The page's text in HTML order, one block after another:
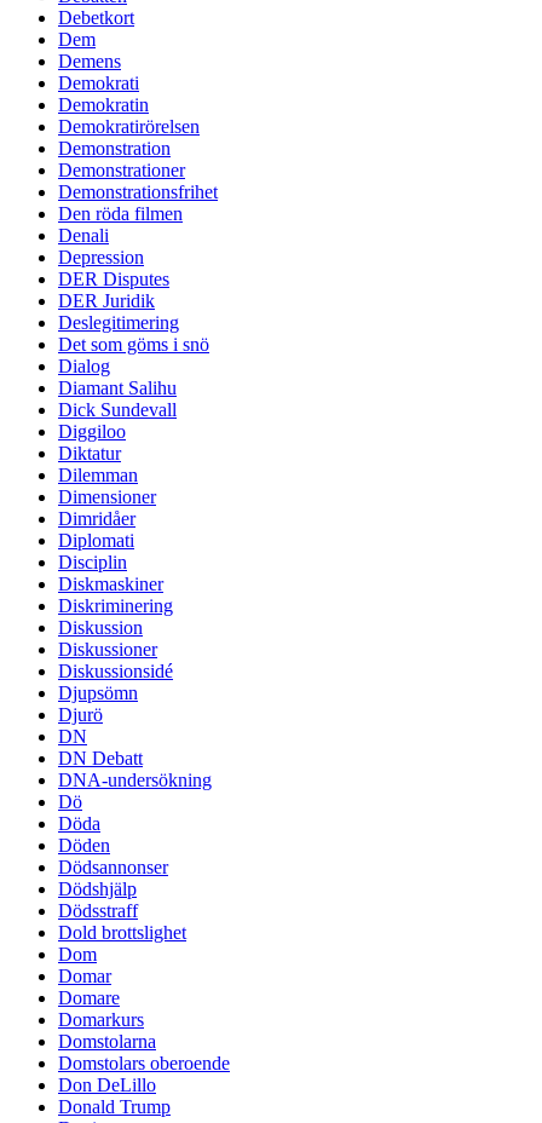
Debetkort
Dem
Demens
Demokrati
Demokratin
Demokratirörelsen
Demonstration
Demonstrationer
Demonstrationsfrihet
Den röda filmen
Denali
Depression
DER Disputes
DER Juridik
Deslegitimering
Det som göms i snö
Dialog
Diamant Salihu
Dick Sundevall
Diggiloo
Diktatur
Dilemman
Dimensioner
Dimridåer
Diplomati
Disciplin
Diskmaskiner
Diskriminering
Diskussion
Diskussioner
Diskussionsidé
Djupsömn
Djurö
DN
DN Debatt
DNA-undersökning
Dö
Döda
Döden
Dödsannonser
Dödshjälp
Dödsstraff
Dold brottslighet
Dom
Domar
Domare
Domarkurs
Domstolarna
Domstolars oberoende
Don DeLillo
Donald Trump